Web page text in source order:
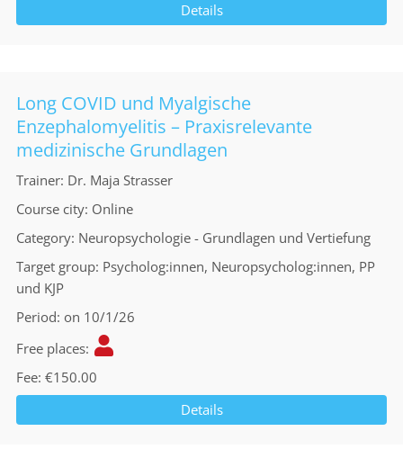
Details
Long COVID und Myalgische
Enzephalomyelitis – Praxisrelevante
medizinische Grundlagen
Trainer Dr. Maja Strasser
Course city Online
Category Neuropsychologie - Grundlagen und Vertiefung
Target group Psycholog:innen, Neuropsycholog:innen, PP
und KJP
Period on 10/1/26
Free places
Fee €150.00
Details